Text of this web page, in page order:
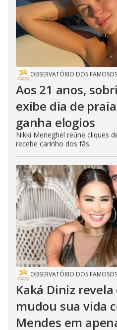
OBSERVATÓRIO DOS FAMOSOS
Aos 21 anos,
exibe dia de
ganha elogios
Nikki Meneghel reúne cliques
recebe carinho dos fãs
OBSERVATÓRIO DOS FAMOSOS
Kaká Diniz
mudou sua vida
Mendes em